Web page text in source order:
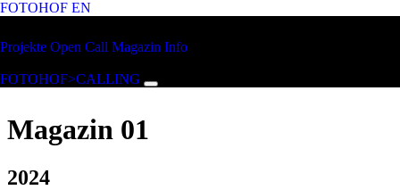
Zum Hauptinhalt springen
FOTOHOF EN
Projekte Open Call Magazin Info
FOTOHOF>CALLING
Magazin 01
2024